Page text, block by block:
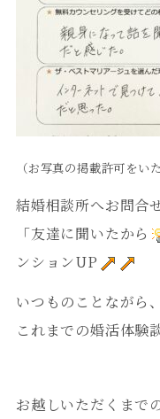
（お写真の掲載許可をい
結婚相談所へお問合
「友達に聞いたから
ンションUP
いつものことながら
これまでの婚活体験
お越しいただくまで